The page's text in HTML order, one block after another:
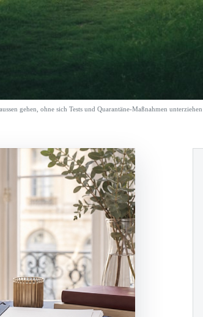
gehen, ohne sich Tests und Quarantäne-Maßnahmen unterziehen